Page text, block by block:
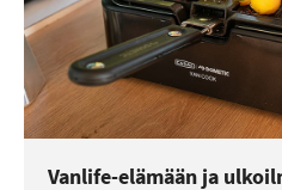
Vanlife-elämään ja